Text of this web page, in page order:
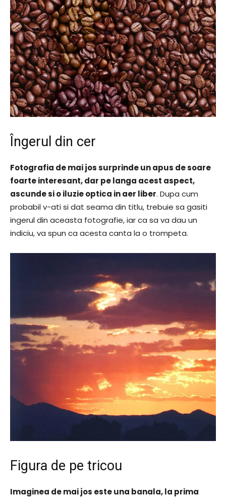
Îngerul din cer
Fotografia de mai jos surprinde un apus de soare
foarte interesant, dar pe langa acest aspect,
ascunde si o iluzie optica in aer liber. Dupa cum
probabil v-ati si dat seama din titlu, trebuie sa gasiti
ingerul din aceasta fotografie, iar ca sa va dau un
indiciu, va spun ca acesta canta la o trompeta.
Figura de pe tricou
Imaginea de mai jos este una banala, la prima